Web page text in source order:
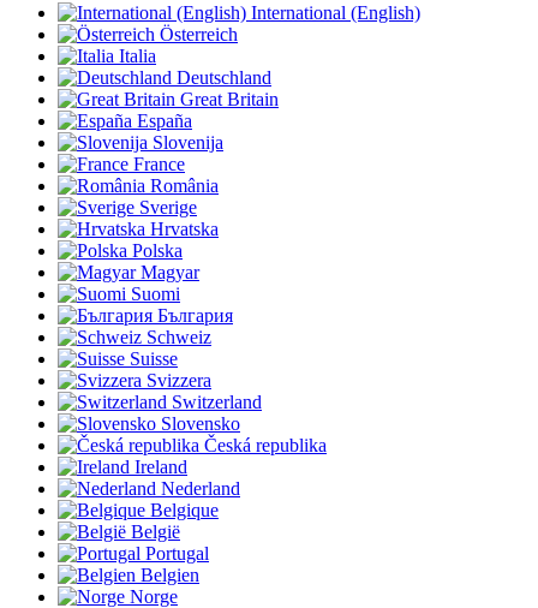
International (English)
Österreich
Italia
Deutschland
Great Britain
España
Slovenija
France
România
Sverige
Hrvatska
Polska
Magyar
Suomi
България
Schweiz
Suisse
Svizzera
Switzerland
Slovensko
Česká republika
Ireland
Nederland
Belgique
België
Portugal
Belgien
Norge